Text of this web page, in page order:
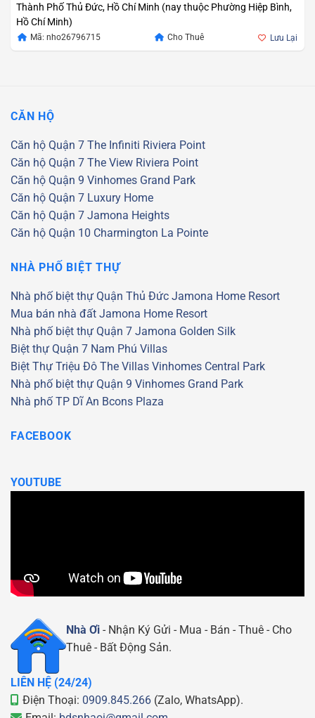
Thành Phố Thủ Đức, Hồ Chí Minh (nay thuộc Phường Hiệp Bình,
Hồ Chí Minh)
Mã: nho26796715 Cho Thuê Lưu Lại
CĂN HỘ
Căn hộ Quận 7 The Infiniti Riviera Point
Căn hộ Quận 7 The View Riviera Point
Căn hộ Quận 9 Vinhomes Grand Park
Căn hộ Quận 7 Luxury Home
Căn hộ Quận 7 Jamona Heights
Căn hộ Quận 10 Charmington La Pointe
NHÀ PHỐ BIỆT THỰ
Nhà phố biệt thự Quận Thủ Đức Jamona Home Resort
Mua bán nhà đất Jamona Home Resort
Nhà phố biệt thự Quận 7 Jamona Golden Silk
Biệt thự Quận 7 Nam Phú Villas
Biệt Thự Triệu Đô The Villas Vinhomes Central Park
Nhà phố biệt thự Quận 9 Vinhomes Grand Park
Nhà phố TP Dĩ An Bcons Plaza
FACEBOOK
YOUTUBE
Nhà Ơi - Nhận Ký Gửi - Mua - Bán - Thuê - Cho
Thuê - Bất Động Sản.
LIÊN HỆ (24/24)
Điện Thoại: 0909.845.266 (Zalo, WhatsApp).